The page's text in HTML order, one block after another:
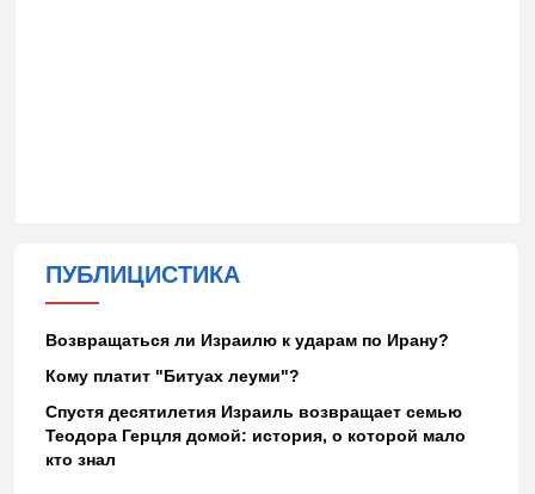
ПУБЛИЦИСТИКА
Возвращаться ли Израилю к ударам по Ирану?
Кому платит "Битуах леуми"?
Спустя десятилетия Израиль возвращает семью
Теодора Герцля домой: история, о которой мало
кто знал